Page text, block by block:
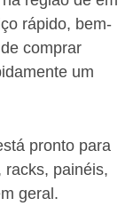
rápido, bem-
comprar
um
pronto para
racks, painéis,
geral.